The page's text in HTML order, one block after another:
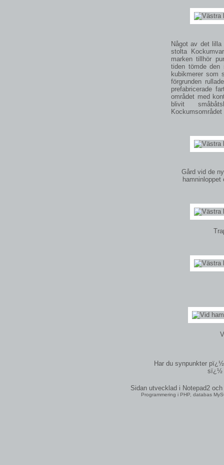
Något av det
stolta
marken tillhör
tiden tömde den
kubikmerer som
förgrunden
prefabricerade
området med
blivit
Gård vid de
Har du synpunkter
sï¿½
Sidan utvecklad i Notepad2 och
Programmering i PHP, databas